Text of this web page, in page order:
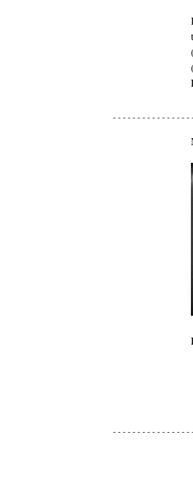
- - - - - - - - - - - - - - - -
- - - - - - - - - - - - - - - -